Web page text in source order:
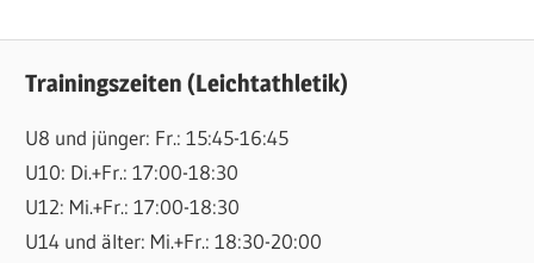
Trainingszeiten (Leichtathletik)
U8 und jünger: Fr.: 15:45-16:45
U10: Di.+Fr.: 17:00-18:30
U12: Mi.+Fr.: 17:00-18:30
U14 und älter: Mi.+Fr.: 18:30-20:00